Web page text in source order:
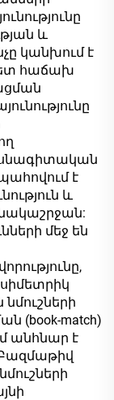
և
կանխում է
հաճախ
է
և
մեջ են
(book-match)
անհնար է